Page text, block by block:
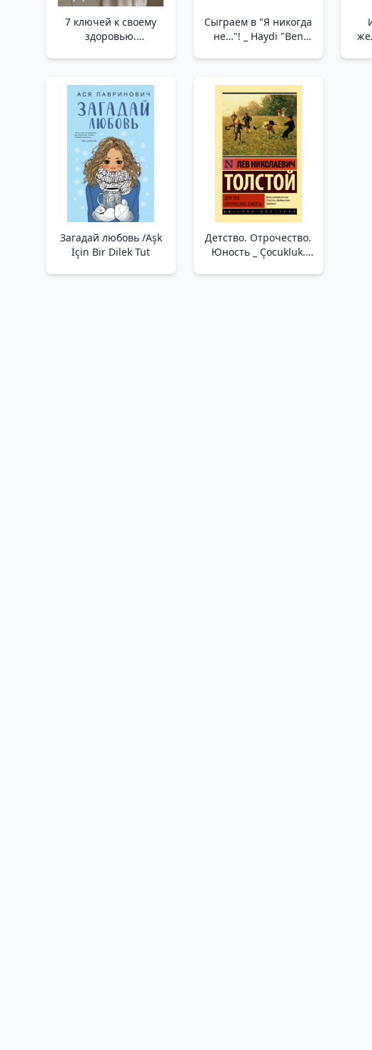
7 ключей к своему
здоровью.
Anahtarı. Pratik
Beslenme
Сыграем в "Я никогда
не…"! _ Haydi "Ben
Загадай любовь /Aşk
İçin Bir Dilek Tut
Детство. Отрочество.
Юность _ Çocukluk.